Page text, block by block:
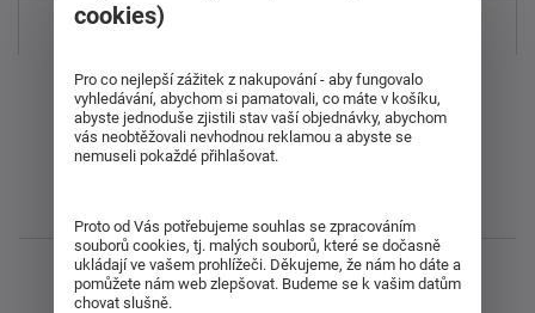
Nejprodávanější
Od nejdražšího
Od nejlevnějšího
Zobrazuji 1 - 9 z 9
cookies)
Pro co nejlepší zážitek z nakupování - aby fungovalo
vyhledávání, abychom si pamatovali, co máte v košíku,
abyste jednoduše zjistili stav vaší objednávky, abychom
vás neobtěžovali nevhodnou reklamou a abyste se
nemuseli pokaždé přihlašovat.
Proto od Vás potřebujeme souhlas se zpracováním
souborů cookies, tj. malých souborů, které se dočasně
ukládají ve vašem prohlížeči. Děkujeme, že nám ho dáte a
pomůžete nám web zlepšovat. Budeme se k vašim datům
chovat slušně.